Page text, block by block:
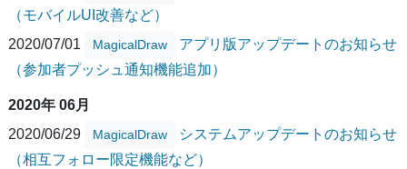
（モバイルUI改善など）
2020/07/01
MagicalDraw
アプリ版アップデートのお知らせ
（参加者プッシュ通知機能追加）
2020年 06月
2020/06/29
MagicalDraw
システムアップデートのお知らせ
（相互フォロー限定機能など）